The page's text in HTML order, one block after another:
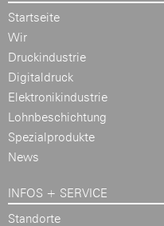
Startseite
Wir
Druckindustrie
Digitaldruck
Elektronikindustrie
Lohnbeschichtung
Spezialprodukte
News
INFOS + SERVICE
Standorte